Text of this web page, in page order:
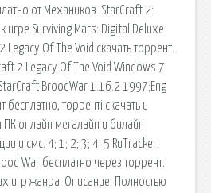
от Механиков. StarCraft 2:
игре Surviving Mars: Digital Deluxe
Of The Void скачать торрент.
2 Legacy Of The Void Windows 7
BroodWar 1.16.2 1997;Eng
бесплатно, торренті скачать и
ПК онлайн мегалайн и билайн
и смс. 4; 1; 2; 3; 4; 5 RuTracker.
War бесплатно через торрент.
игр жанра. Описание: Полностью